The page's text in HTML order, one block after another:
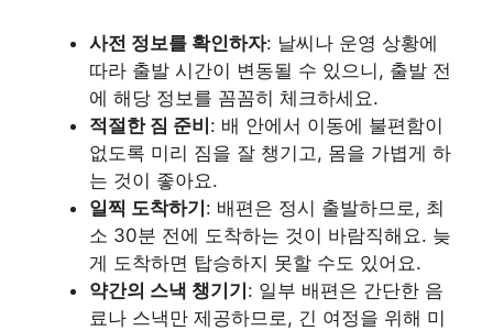
사전 정보를 확인하자: 날씨나 운영 상황에
따라 출발 시간이 변동될 수 있으니, 출발 전
에 해당 정보를 꼼꼼히 체크하세요.
적절한 짐 준비: 배 안에서 이동에 불편함이
없도록 미리 짐을 잘 챙기고, 몸을 가볍게 하
는 것이 좋아요.
일찍 도착하기: 배편은 정시 출발하므로, 최
소 30분 전에 도착하는 것이 바람직해요. 늦
게 도착하면 탑승하지 못할 수도 있어요.
약간의 스낵 챙기기: 일부 배편은 간단한 음
료나 스낵만 제공하므로, 긴 여정을 위해 미